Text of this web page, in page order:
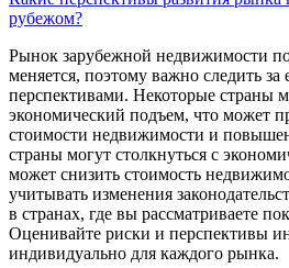
рубежом?
Рынок зарубежной недвижимости
меняется, поэтому важно следить
перспективами. Некоторые страны
экономический подъем, что может
стоимости недвижимости и
страны могут столкнуться с
может снизить стоимость
учитывать изменения
в странах, где вы рассматриваете
Оценивайте риски и перспективы
индивидуально для каждого рынка.